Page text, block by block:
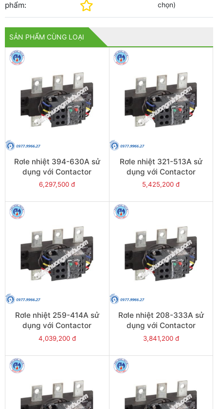
phẩm:
chọn)
SẢN PHẨM CÙNG LOẠI
Rơle nhiệt 394-630A sử
dụng với Contactor
LC1E630 - Model LRE489
6,297,500 đ
Rơle nhiệt 321-513A sử
dụng với Contactor
LC1E500 - Model LRE488
5,425,200 đ
Rơle nhiệt 259-414A sử
dụng với Contactor
LC1E300-E400 - Model
4,039,200 đ
Rơle nhiệt 208-333A sử
dụng với Contactor
LC1E250-E400 - Model
3,841,200 đ